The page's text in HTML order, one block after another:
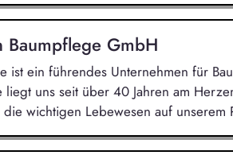
Baumpflege GmbH
ist ein führendes Unternehmen für
liegt uns seit über 40 Jahren am
wichtigen Lebewesen auf unserem